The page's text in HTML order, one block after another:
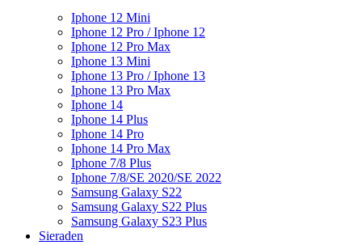
Iphone 12 Mini
Iphone 12 Pro / Iphone 12
Iphone 12 Pro Max
Iphone 13 Mini
Iphone 13 Pro / Iphone 13
Iphone 13 Pro Max
Iphone 14
Iphone 14 Plus
Iphone 14 Pro
Iphone 14 Pro Max
Iphone 7/8 Plus
Iphone 7/8/SE 2020/SE 2022
Samsung Galaxy S22
Samsung Galaxy S22 Plus
Samsung Galaxy S23 Plus
Sieraden